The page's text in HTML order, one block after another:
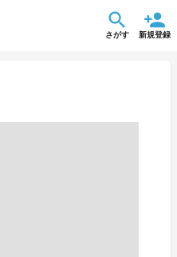
さがす 新規登録